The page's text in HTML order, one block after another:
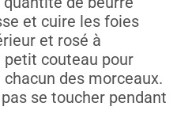
et cuire les foies
et rosé à
petit couteau pour
des morceaux.
se toucher pendant